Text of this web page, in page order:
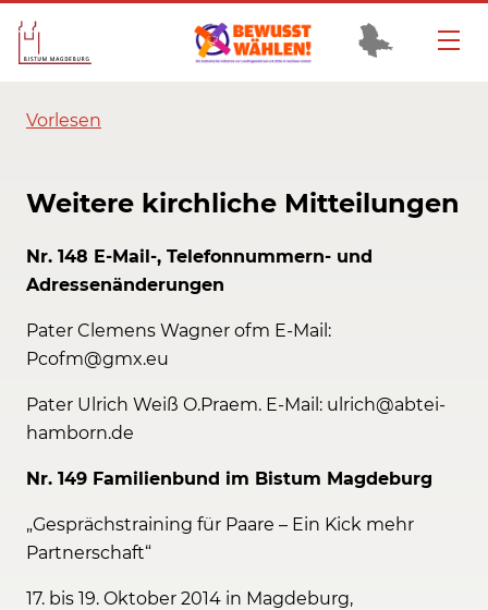
Vorlesen
Weitere kirchliche Mitteilungen
Nr. 148 E-Mail-, Telefonnummern- und
Adressenänderungen
Pater Clemens Wagner ofm E-Mail:
Pcofm@gmx.eu
Pater Ulrich Weiß O.Praem. E-Mail: ulrich@abtei-
hamborn.de
Nr. 149 Familienbund im Bistum Magdeburg
„Gesprächstraining für Paare – Ein Kick mehr
Partnerschaft“
17. bis 19. Oktober 2014 in Magdeburg,